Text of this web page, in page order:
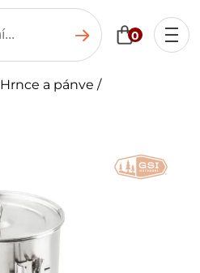
0
Hrnce a pánve /